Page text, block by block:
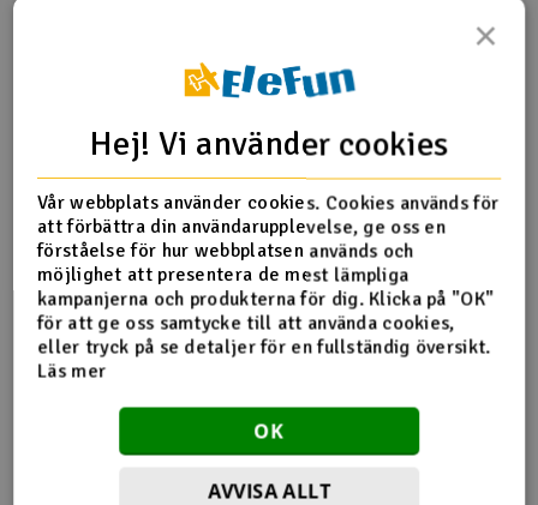
Radioutrustning
Raketer
Scooter & elfordon
Smarthem, lek och hobby
Solenergi
Verktyg, utrustning och tillbehör
Tipsa en vän Recensioner
Produktinformation
HN7044T Fuel Tank Guard
Fler detaljer
Produkten är
förknippad med
×
Hej! Vi använder cookies
Vår webbplats använder cookies. Cookies används för
att förbättra din användarupplevelse, ge oss en
förståelse för hur webbplatsen används och
möjlighet att presentera de mest lämpliga
kampanjerna och produkterna för dig. Klicka på "OK"
för att ge oss samtycke till att använda cookies,
eller tryck på se detaljer för en fullständig översikt.
Läs mer
OK
AVVISA ALLT